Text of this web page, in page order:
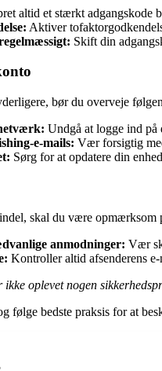
altid et stærkt adgangskode
Aktiver
Skift din
bør du overveje
Undgå at logge ind
e-mails: Vær forsigtig
Sørg for at opdatere din
skal du være opmærksom
anmodninger: Vær
Kontroller altid afsenderens
ikke oplevet nogen
følge bedste praksis for at